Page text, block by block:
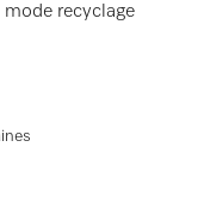
mode recyclage